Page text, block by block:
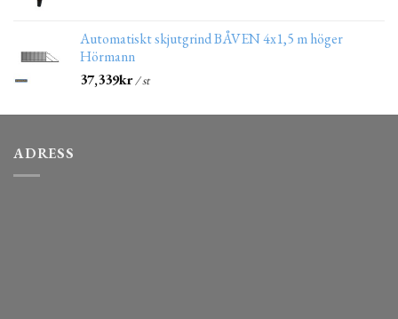
Automatiskt skjutgrind BÅVEN 4x1,5 m höger
Hörmann
37,339kr/ st
ADRESS